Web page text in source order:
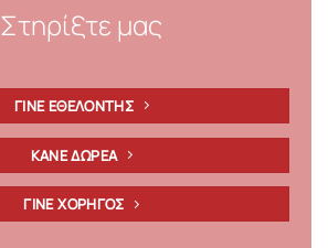
Στηρίξτε μας
ΓΙΝΕ ΕΘΕΛΟΝΤΗΣ
ΚΑΝΕ ΔΩΡΕΑ
ΓΙΝΕ ΧΟΡΗΓΟΣ